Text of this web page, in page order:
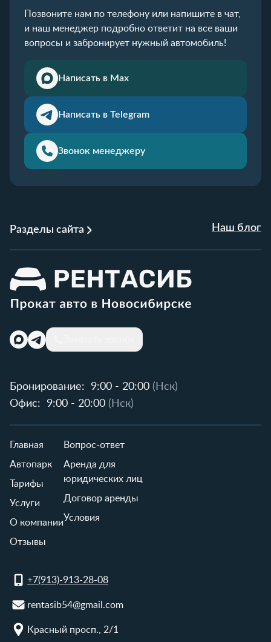
Позвоните нам по телефону или напишите в чат,
и наш менеджер подробно ответит на все ваши
вопросы и забронирует нужный автомобиль!
Написать в Max
Написать в Telegram
Звонок менеджеру
Разделы сайта Наш блог
Бронирование: 9:00 - 20:00 (Нск)
Офис:
9:00 - 20:00 (Нск)
Главная
Автопарк
Тарифы
Услуги
О компании
Отзывы
Вопрос-ответ
Аренда для
юридических лиц
Договор аренды
Условия
+7(913)-913-28-08
rentasib54@gmail.com
Красный просп., 2/1